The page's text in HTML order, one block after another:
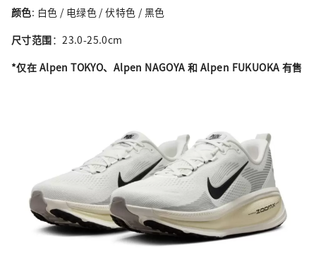
颜色: 白色 / 电绿色 / 伏特色 / 黑色
尺寸范围：23.0-25.0cm
*仅在 Alpen TOKYO、Alpen NAGOYA 和 Alpen FUKUOKA 有售